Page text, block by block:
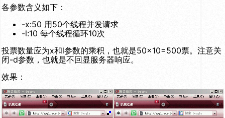
各参数含义如下：
-x:50 用50个线程并发请求
-l:10 每个线程循环10次
投票数量应为x和l参数的乘积，也就是50×10=500票。注意关
闭-d参数，也就是不回显服务器响应。
效果：